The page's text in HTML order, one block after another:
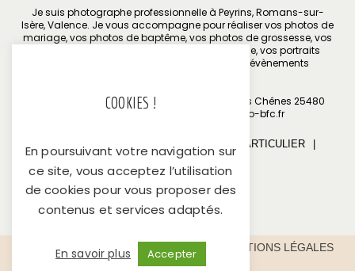
Je suis photographe professionnelle à Peyrins, Romans-sur-
Isère, Valence. Je vous accompagne pour réaliser vos photos de
mariage, vos photos de baptême, vos photos de grossesse, vos
photos de nouveau-né, vos photos de famille, vos portraits
personnels, vos portraits professionnels et évènements
Médiateur : M. Dominique COULON / 37 rue des Chênes 25480
cc-mediateurconso-bfc.fr
MARIAGE BÉBÉ PARTICULIER
ENTREPRISE
CONTACT CONFIDENTIALITÉ
MENTIONS LÉGALES
MÉDIATION
COOKIES !
En poursuivant votre navigation sur
ce site, vous acceptez l’utilisation
de cookies pour vous proposer des
contenus et services adaptés.
En savoir plus Accepter